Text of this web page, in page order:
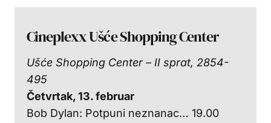
Cineplexx Ušće Shopping Center
Ušće Shopping Center – II sprat, 2854-
495
Četvrtak, 13. februar
Bob Dylan: Potpuni neznanac… 19.00